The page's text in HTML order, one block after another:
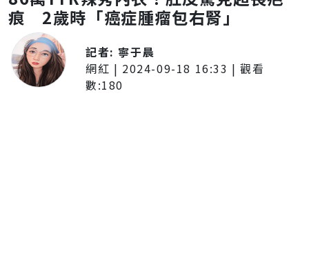
痕 2歲時「癌症腫瘤包右腎」
記者: 寧于晨
網紅 | 2024-09-18 16:33 | 觀看
數:180